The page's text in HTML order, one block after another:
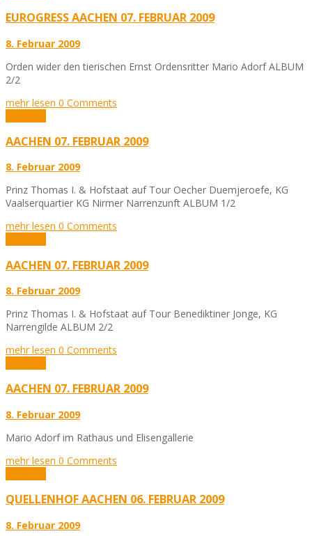
EUROGRESS AACHEN 07. FEBRUAR 2009
8. Februar 2009
Orden wider den tierischen Ernst Ordensritter Mario Adorf ALBUM
2/2
mehr lesen 0 Comments
AACHEN 07. FEBRUAR 2009
8. Februar 2009
Prinz Thomas I. & Hofstaat auf Tour Oecher Duemjeroefe, KG
Vaalserquartier KG Nirmer Narrenzunft ALBUM 1/2
mehr lesen 0 Comments
AACHEN 07. FEBRUAR 2009
8. Februar 2009
Prinz Thomas I. & Hofstaat auf Tour Benediktiner Jonge, KG
Narrengilde ALBUM 2/2
mehr lesen 0 Comments
AACHEN 07. FEBRUAR 2009
8. Februar 2009
Mario Adorf im Rathaus und Elisengallerie
mehr lesen 0 Comments
QUELLENHOF AACHEN 06. FEBRUAR 2009
8. Februar 2009